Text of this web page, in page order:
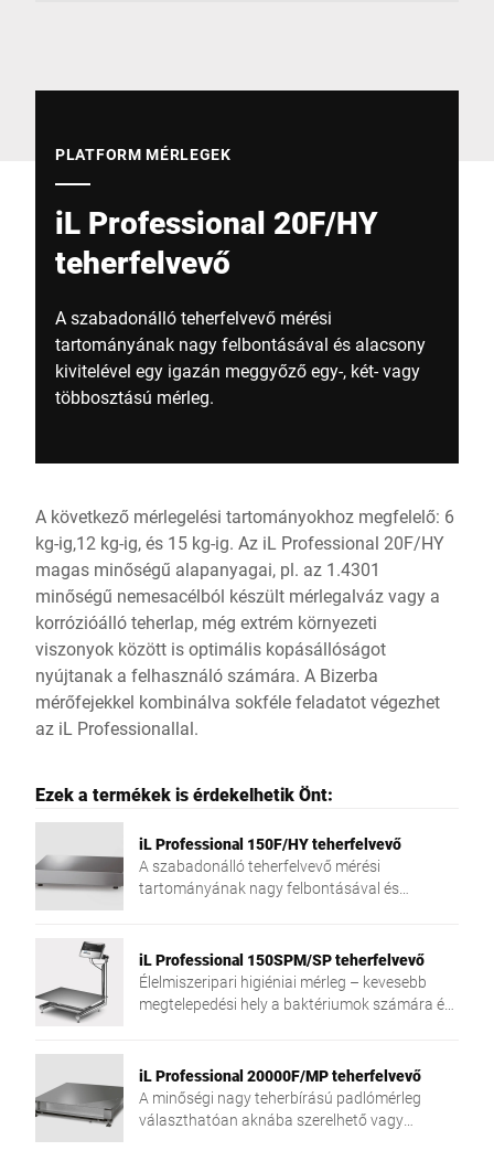
PLATFORM MÉRLEGEK
iL Professional 20F/HY
teherfelvevő
A szabadonálló teherfelvevő mérési
tartományának nagy felbontásával és alacsony
kivitelével egy igazán meggyőző egy-, két- vagy
többosztású mérleg.
A következő mérlegelési tartományokhoz megfelelő: 6
kg-ig,12 kg-ig, és 15 kg-ig. Az iL Professional 20F/HY
magas minőségű alapanyagai, pl. az 1.4301
minőségű nemesacélból készült mérlegalváz vagy a
korrózióálló teherlap, még extrém környezeti
viszonyok között is optimális kopásállóságot
nyújtanak a felhasználó számára. A Bizerba
mérőfejekkel kombinálva sokféle feladatot végezhet
az iL Professionallal.
Ezek a termékek is érdekelhetik Önt:
iL Professional 150F/HY teherfelvevő
A szabadonálló teherfelvevő mérési
tartományának nagy felbontásával és
iL Professional 150SPM/SP teherfelvevő
Élelmiszeripari higiéniai mérleg – kevesebb
megtelepedési hely a baktériumok számára és
iL Professional 20000F/MP teherfelvevő
A minőségi nagy teherbírású padlómérleg
választhatóan aknába szerelhető vagy